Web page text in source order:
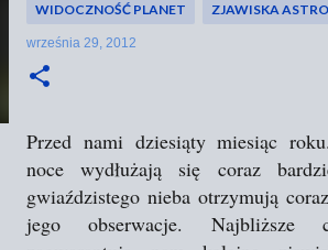
WIDOCZNOŚĆ PLANET ZJAWISKA
września 29, 2012
Przed nami dziesiąty miesiąc
noce wydłużają się coraz
gwiaździstego nieba otrzymują
jego obserwacje. Najbliższe